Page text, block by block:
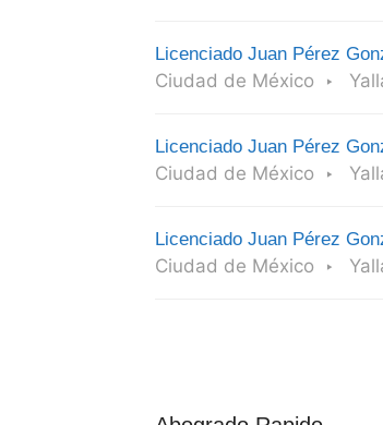
Licenciado Juan Pérez
Ciudad de México
Licenciado Juan Pérez
Ciudad de México
Licenciado Juan Pérez
Ciudad de México